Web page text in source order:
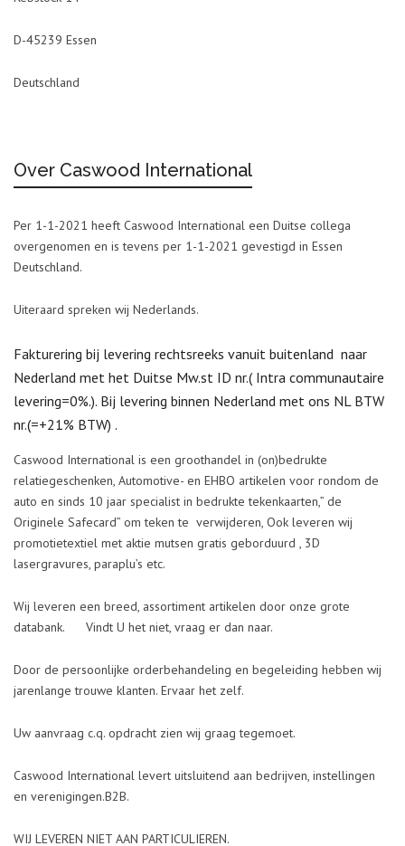
D-45239 Essen
Deutschland
Over Caswood International
Per 1-1-2021 heeft Caswood International een Duitse collega
overgenomen en is tevens per 1-1-2021 gevestigd in Essen
Deutschland.
Uiteraard spreken wij Nederlands.
Fakturering bij levering rechtsreeks vanuit buitenland naar
Nederland met het Duitse Mw.st ID nr.( Intra communautaire
levering=0%.). Bij levering binnen Nederland met ons NL BTW
nr.(=+21% BTW) .
Caswood International is een groothandel in (on)bedrukte
relatiegeschenken, Automotive- en EHBO artikelen voor rondom de
auto en sinds 10 jaar specialist in bedrukte tekenkaarten,” de
Originele Safecard” om teken te verwijderen, Ook leveren wij
promotietextiel met aktie mutsen gratis geborduurd , 3D
lasergravures, paraplu’s etc.
Wij leveren een breed, assortiment artikelen door onze grote
databank. Vindt U het niet, vraag er dan naar.
Door de persoonlijke orderbehandeling en begeleiding hebben wij
jarenlange trouwe klanten. Ervaar het zelf.
Uw aanvraag c.q. opdracht zien wij graag tegemoet.
Caswood International levert uitsluitend aan bedrijven, instellingen
en verenigingen.B2B.
WIJ LEVEREN NIET AAN PARTICULIEREN.